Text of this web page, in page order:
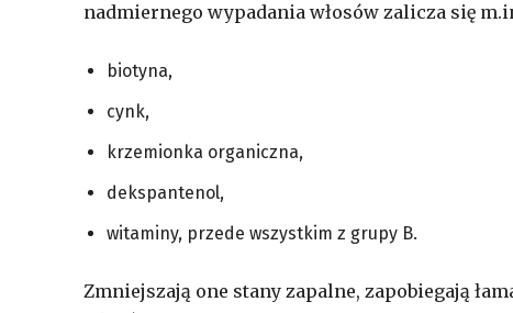
nadmiernego wypadania włosów zalicza się
biotyna,
cynk,
krzemionka organiczna,
dekspantenol,
witaminy, przede wszystkim z grupy B.
Zmniejszają one stany zapalne, zapobiegają